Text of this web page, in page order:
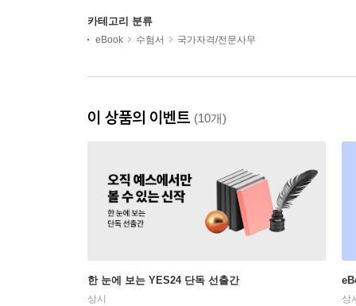
카테고리 분류
eBook 수험서 국가자격/전문사무
이 상품의 이벤트 (10개)
한 눈에 보는 YES24 단독 선출간
상시 상